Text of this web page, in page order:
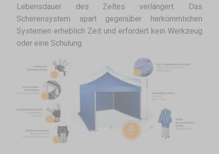
Lebensdauer des Zeltes verlängert. Das
Scherensystem spart gegenüber herkömmlichen
Systemen erheblich Zeit und erfordert kein Werkzeug
oder eine Schulung.